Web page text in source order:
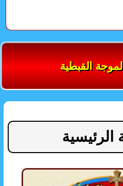
القبطية
الرئيسية